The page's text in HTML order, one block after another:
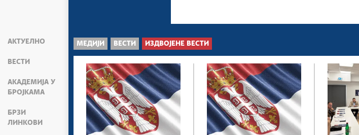
АКТУЕЛНО
ВЕСТИ
АКАДЕМИЈА У
БРОЈКАМА
БРЗИ
ЛИНКОВИ
МЕДИЈИ ВЕСТИ ИЗДВОЈЕНЕ ВЕСТИ